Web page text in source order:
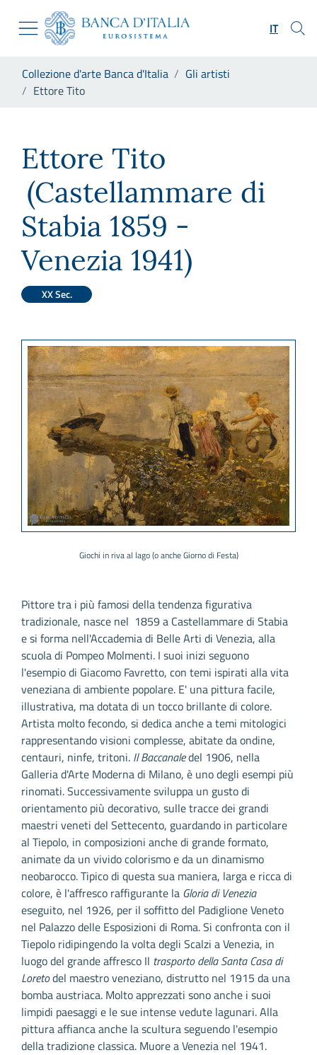
Skip to Main Content
Vai al sito istituzionale
Vai al menu di navigazione
Vai alla ricerca
Vai al footer
IT
Collezione d'arte Banca d'Italia
Gli artisti
Ettore Tito
Ettore Tito
(Castellammare di
Stabia 1859 -
Venezia 1941)
XX Sec.
Giochi in riva al lago (o anche Giorno di Festa)
Pittore tra i più famosi della tendenza figurativa
tradizionale, nasce nel 1859 a Castellammare di Stabia
e si forma nell'Accademia di Belle Arti di Venezia, alla
scuola di Pompeo Molmenti. I suoi inizi seguono
l'esempio di Giacomo Favretto, con temi ispirati alla vita
veneziana di ambiente popolare. E' una pittura facile,
illustrativa, ma dotata di un tocco brillante di colore.
Artista molto fecondo, si dedica anche a temi mitologici
rappresentando visioni complesse, abitate da ondine,
centauri, ninfe, tritoni. Il Baccanaledel 1906, nella
Galleria d'Arte Moderna di Milano, è uno degli esempi più
rinomati. Successivamente sviluppa un gusto di
orientamento più decorativo, sulle tracce dei grandi
maestri veneti del Settecento, guardando in particolare
al Tiepolo, in composizioni anche di grande formato,
animate da un vivido colorismo e da un dinamismo
neobarocco. Tipico di questa sua maniera, larga e ricca di
colore, è l'affresco raffigurante la Gloria di Venezia
eseguito, nel 1926, per il soffitto del Padiglione Veneto
nel Palazzo delle Esposizioni di Roma. Si confronta con il
Tiepolo ridipingendo la volta degli Scalzi a Venezia, in
luogo del grande affresco Il trasporto della Santa Casa di
Loretodel maestro veneziano, distrutto nel 1915 da una
bomba austriaca. Molto apprezzati sono anche i suoi
limpidi paesaggi e le sue intense vedute lagunari. Alla
pittura affianca anche la scultura seguendo l'esempio
della tradizione classica. Muore a Venezia nel 1941.